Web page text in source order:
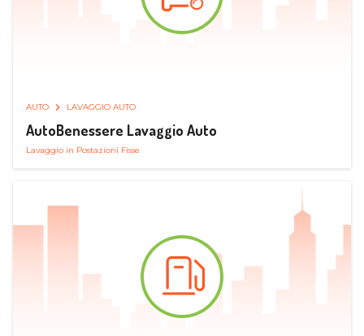
AUTO LAVAGGIO AUTO
AutoBenessere Lavaggio Auto
Lavaggio in Postazioni Fisse